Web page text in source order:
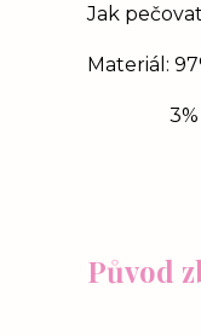
Jak
Materiál:
3%
Původ